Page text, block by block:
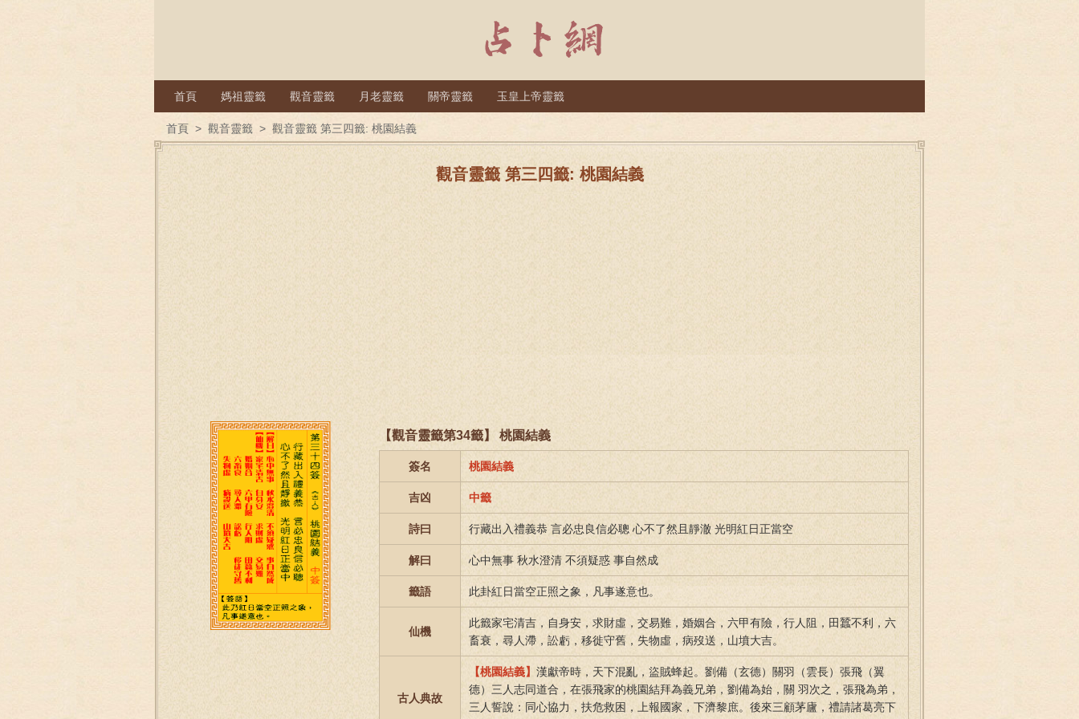
首頁 媽祖靈籤 觀音靈籤 月老靈籤 關帝靈籤 玉皇上帝靈籤
首頁 > 觀音靈籤 > 觀音靈籤 第三四籤: 桃園結義
觀音靈籤 第三四籤: 桃園結義
【觀音靈籤第34籤】 桃園結義
簽名 桃園結義
吉凶 中籤
詩曰 行藏出入禮義恭 言必忠良信必聰 心不了然且靜澈 光明紅日正當空
解曰 心中無事 秋水澄清 不須疑惑 事自然成
籤語 此卦紅日當空正照之象，凡事遂意也。
仙機
此籤家宅清吉，自身安，求財虛，交易難，婚姻合，六甲有險，行人阻，田蠶不利，六
畜衰，尋人滯，訟虧，移徙守舊，失物虛，病歿送，山墳大吉。
古人典故
【桃園結義】 漢獻帝時，天下混亂，盜賊蜂起。劉備（玄德）關羽（雲長）張飛（翼
德）三人志同道合，在張飛家的桃園結拜為義兄弟，劉備為始，關 羽次之，張飛為弟，
三人誓說：同心協力，扶危救困，上報國家，下濟黎庶。後來三顧茅廬，禮請諸葛亮下